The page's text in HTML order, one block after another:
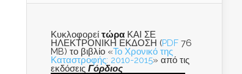
Κυκλοφορεί τώρα ΚΑΙ ΣΕ
ΗΛΕΚΤΡΟΝΙΚΗ ΕΚΔΟΣΗ (PDF 76
MB) το βιβλίο «Το Χρονικό της
Καταστροφής: 2010-2015» από τις
εκδόσεις Γόρδιος